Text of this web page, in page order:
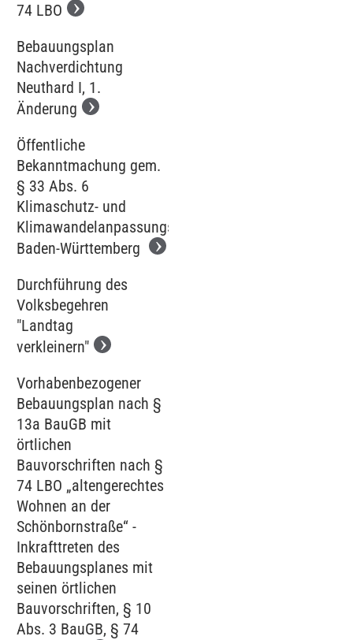
74 LBO
Bebauungsplan
Nachverdichtung
Neuthard I, 1.
Änderung
Öffentliche
Bekanntmachung gem.
§ 33 Abs. 6
Klimaschutz- und
Klimawandelanpassungsgesetz
Baden-Württemberg
Durchführung des
Volksbegehren
"Landtag
verkleinern"
Vorhabenbezogener
Bebauungsplan nach §
13a BauGB mit
örtlichen
Bauvorschriften nach §
74 LBO „altengerechtes
Wohnen an der
Schönbornstraße“ -
Inkrafttreten des
Bebauungsplanes mit
seinen örtlichen
Bauvorschriften, § 10
Abs. 3 BauGB, § 74